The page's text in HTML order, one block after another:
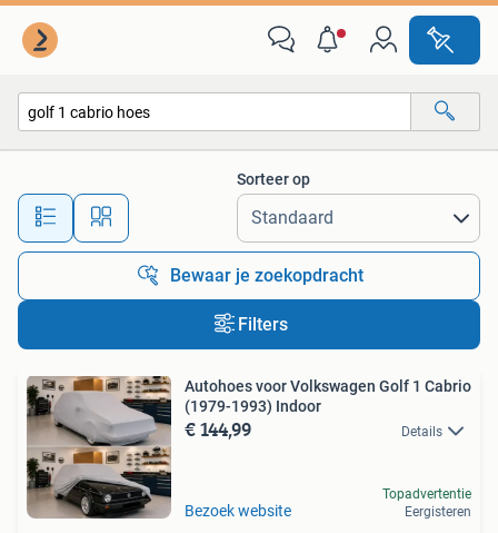
Alle afstanden…
Sorteer op
Bewaar je zoekopdracht
Filters
Autohoes voor Volkswagen Golf 1 Cabrio
(1979-1993) Indoor
€ 144,99 Details
Bezoek website
Topadvertentie
Eergisteren